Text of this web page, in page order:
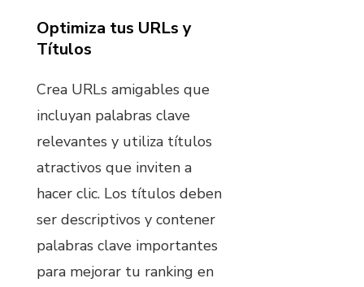
Optimiza tus URLs y
Títulos
Crea URLs amigables que
incluyan palabras clave
relevantes y utiliza títulos
atractivos que inviten a
hacer clic. Los títulos deben
ser descriptivos y contener
palabras clave importantes
para mejorar tu ranking en